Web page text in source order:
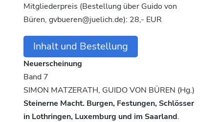
Mitgliederpreis (Bestellung über Guido von
Büren, gvbueren@juelich.de): 28,- EUR
Inhalt und Bestellung
Neuerscheinung
Band 7
SIMON MATZERATH, GUIDO VON BÜREN (Hg.)
Steinerne Macht. Burgen, Festungen, Schlösser
in Lothringen, Luxemburg und im Saarland.